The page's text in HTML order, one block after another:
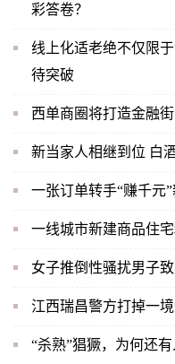
彩答卷？
线上化适老绝不仅限
待突破
西单商圈将打造金融
新当家人相继到位 白
一张订单转手“赚千元
一线城市新建商品住
女子推倒性骚扰男子
江西瑞昌警方打掉一
“杀熟”猖獗，为何还有